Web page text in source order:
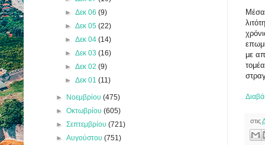
Μέσα
με
στις
► Δεκ 06 (9)
► Δεκ 05 (22)
► Δεκ 04 (14)
► Δεκ 03 (16)
► Δεκ 02 (9)
► Δεκ 01 (11)
► Νοεμβρίου(475)
►Οκτωβρίου(605)
►Σεπτεμβρίου(721)
►Αυγούστου(751)